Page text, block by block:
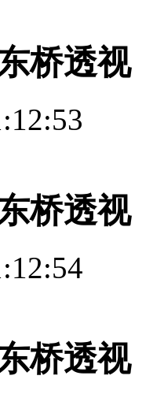
桥透视
桥透视
桥透视